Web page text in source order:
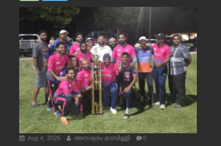
Aug 4, 2026 അനശ്വരം മാമ്പിള്ളി 0